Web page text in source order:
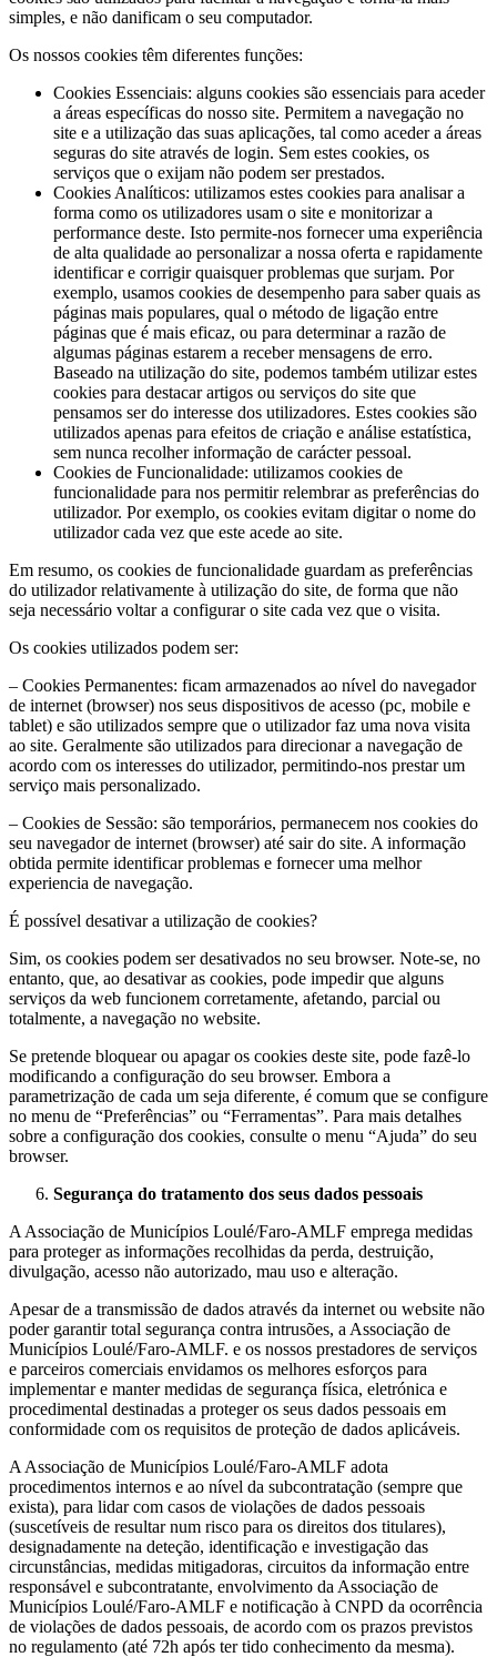
simples, e não danificam o seu computador.
Os nossos cookies têm diferentes funções:
Cookies Essenciais: alguns cookies são essenciais para aceder
a áreas específicas do nosso site. Permitem a navegação no
site e a utilização das suas aplicações, tal como aceder a áreas
seguras do site através de login. Sem estes cookies, os
serviços que o exijam não podem ser prestados.
Cookies Analíticos: utilizamos estes cookies para analisar a
forma como os utilizadores usam o site e monitorizar a
performance deste. Isto permite-nos fornecer uma experiência
de alta qualidade ao personalizar a nossa oferta e rapidamente
identificar e corrigir quaisquer problemas que surjam. Por
exemplo, usamos cookies de desempenho para saber quais as
páginas mais populares, qual o método de ligação entre
páginas que é mais eficaz, ou para determinar a razão de
algumas páginas estarem a receber mensagens de erro.
Baseado na utilização do site, podemos também utilizar estes
cookies para destacar artigos ou serviços do site que
pensamos ser do interesse dos utilizadores. Estes cookies são
utilizados apenas para efeitos de criação e análise estatística,
sem nunca recolher informação de carácter pessoal.
Cookies de Funcionalidade: utilizamos cookies de
funcionalidade para nos permitir relembrar as preferências do
utilizador. Por exemplo, os cookies evitam digitar o nome do
utilizador cada vez que este acede ao site.
Em resumo, os cookies de funcionalidade guardam as preferências
do utilizador relativamente à utilização do site, de forma que não
seja necessário voltar a configurar o site cada vez que o visita.
Os cookies utilizados podem ser:
– Cookies Permanentes: ficam armazenados ao nível do navegador
de internet (browser) nos seus dispositivos de acesso (pc, mobile e
tablet) e são utilizados sempre que o utilizador faz uma nova visita
ao site. Geralmente são utilizados para direcionar a navegação de
acordo com os interesses do utilizador, permitindo-nos prestar um
serviço mais personalizado.
– Cookies de Sessão: são temporários, permanecem nos cookies do
seu navegador de internet (browser) até sair do site. A informação
obtida permite identificar problemas e fornecer uma melhor
experiencia de navegação.
É possível desativar a utilização de cookies?
Sim, os cookies podem ser desativados no seu browser. Note-se, no
entanto, que, ao desativar as cookies, pode impedir que alguns
serviços da web funcionem corretamente, afetando, parcial ou
totalmente, a navegação no website.
Se pretende bloquear ou apagar os cookies deste site, pode fazê-lo
modificando a configuração do seu browser. Embora a
parametrização de cada um seja diferente, é comum que se configure
no menu de “Preferências” ou “Ferramentas”. Para mais detalhes
sobre a configuração dos cookies, consulte o menu “Ajuda” do seu
browser.
Segurança do tratamento dos seus dados pessoais
A Associação de Municípios Loulé/Faro-AMLF emprega medidas
para proteger as informações recolhidas da perda, destruição,
divulgação, acesso não autorizado, mau uso e alteração.
Apesar de a transmissão de dados através da internet ou website não
poder garantir total segurança contra intrusões, a Associação de
Municípios Loulé/Faro-AMLF. e os nossos prestadores de serviços
e parceiros comerciais envidamos os melhores esforços para
implementar e manter medidas de segurança física, eletrónica e
procedimental destinadas a proteger os seus dados pessoais em
conformidade com os requisitos de proteção de dados aplicáveis.
A Associação de Municípios Loulé/Faro-AMLF adota
procedimentos internos e ao nível da subcontratação (sempre que
exista), para lidar com casos de violações de dados pessoais
(suscetíveis de resultar num risco para os direitos dos titulares),
designadamente na deteção, identificação e investigação das
circunstâncias, medidas mitigadoras, circuitos da informação entre
responsável e subcontratante, envolvimento da Associação de
Municípios Loulé/Faro-AMLF e notificação à CNPD da ocorrência
de violações de dados pessoais, de acordo com os prazos previstos
no regulamento (até 72h após ter tido conhecimento da mesma).